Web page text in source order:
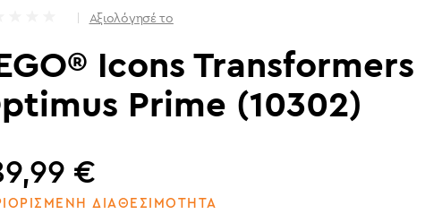
Αξιολόγησέ το
Icons Transformers
Prime (10302)
€
ΔΙΑΘΕΣΙΜΟΤΗΤΑ